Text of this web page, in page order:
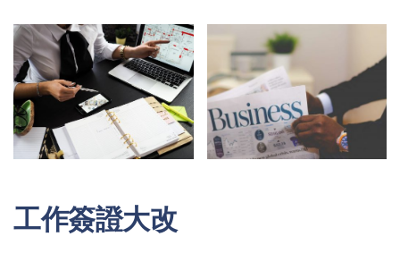
工作簽證大改